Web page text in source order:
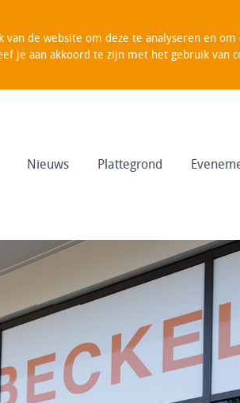
de website om deze te analyseren en
je aan akkoord te zijn met het gebruik van
Nieuws Plattegrond